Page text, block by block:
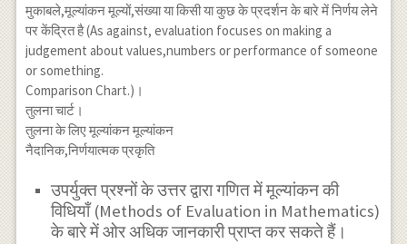
मुकाबले,मूल्यांकन मूल्यों,संख्या या किसी या कुछ के प्रदर्शन के बारे में निर्णय लेने
पर केंद्रित है (As against, evaluation focuses on making a
judgement about values,numbers or performance of someone
or something.
Comparison Chart.)।
तुलना चार्ट।
तुलना के लिए मूल्यांकन मूल्यांकन
नैदानिक,निर्णयात्मक प्रकृति
उपर्युक्त प्रश्नों के उत्तर द्वारा गणित में मूल्यांकन की
विधियाँ (Methods of Evaluation in Mathematics)
के बारे में ओर अधिक जानकारी प्राप्त कर सकते हैं।